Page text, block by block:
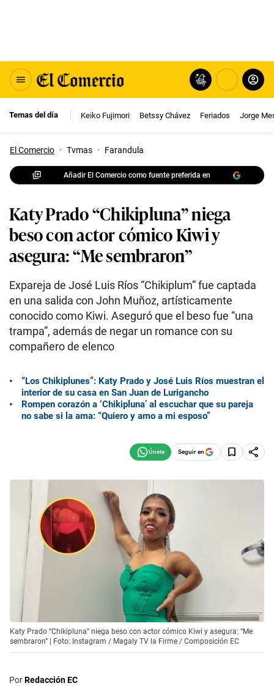
Temas del día Keiko Fujimori Betssy Chávez Feriados Jorge
El Comercio · Tvmas · Farandula
Añadir El Comercio como fuente preferida en
Katy Prado “Chikipluna” niega
beso con actor cómico Kiwi y
asegura: “Me sembraron”
Expareja de José Luis Ríos “Chikiplum” fue captada
en una salida con John Muñoz, artísticamente
conocido como Kiwi. Aseguró que el beso fue “una
trampa”, además de negar un romance con su
compañero de elenco
“Los Chikiplunes”: Katy Prado y José Luis Ríos muestran el
interior de su casa en San Juan de Lurigancho
Rompen corazón a ‘Chikipluna’ al escuchar que su pareja
no sabe si la ama: “Quiero y amo a mi esposo”
Seguir en
Katy Prado “Chikipluna” niega beso con actor cómico Kiwi y asegura: “Me
sembraron” | Foto: Instagram / Magaly TV la Firme / Composición EC
PorRedacción EC